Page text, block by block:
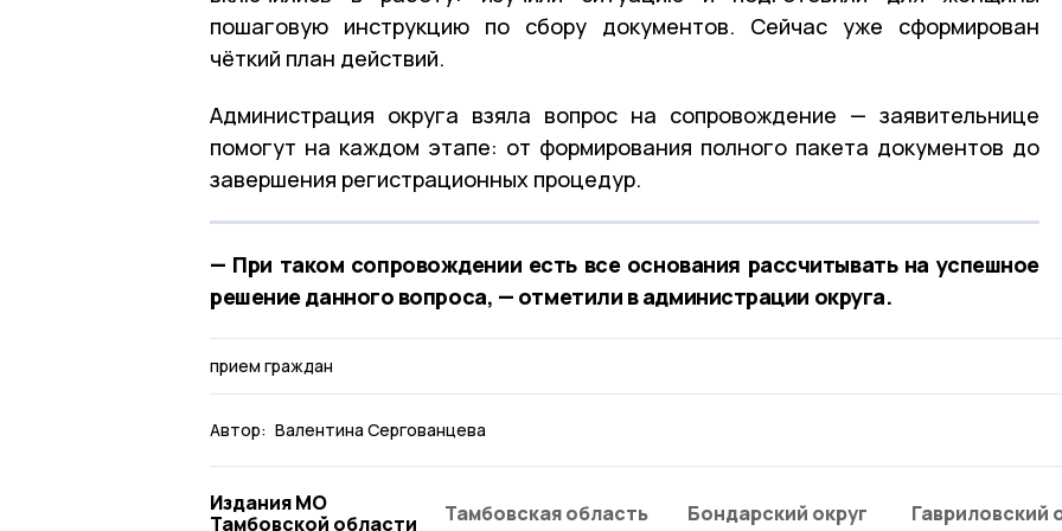
пошаговую инструкцию по сбору документов. Сейчас уже сформирован
чёткий план действий.
Администрация округа взяла вопрос на сопровождение — заявительнице
помогут на каждом этапе: от формирования полного пакета документов до
завершения регистрационных процедур.
— При таком сопровождении есть все основания рассчитывать на успешное
решение данного вопроса, — отметили в администрации округа.
прием граждан
Автор: Валентина Сергованцева
Издания МО
Тамбовской области
Тамбовская область Бондарский округ Гавриловский